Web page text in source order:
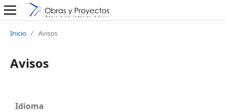
Inicio / Avisos
Avisos
Idioma